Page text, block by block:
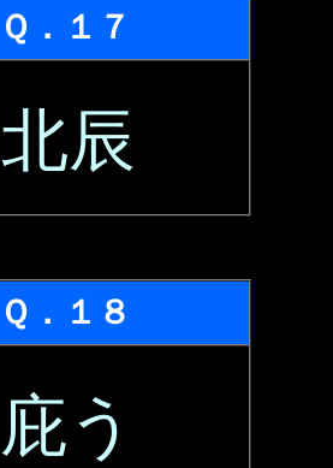
Ｑ．１７
北辰
Ｑ．１８
庇う